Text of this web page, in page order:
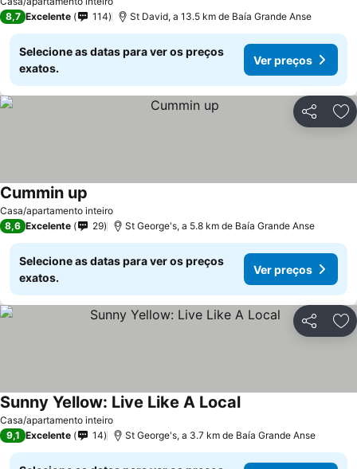
8,7 Excelente 114 St David, a 13.5 km de Baía Grande Anse
Selecione as datas para ver os preços
exatos.
Ver preços
Partilhar
Casa/apartamento inteiro
Cummin up
8,6 Excelente 29 St George's, a 5.8 km de Baía Grande Anse
Selecione as datas para ver os preços
exatos.
Ver preços
Partilhar
Casa/apartamento inteiro
Sunny Yellow: Live Like A LocalVer preços
9,1 Excelente 14 St George's, a 3.7 km de Baía Grande Anse